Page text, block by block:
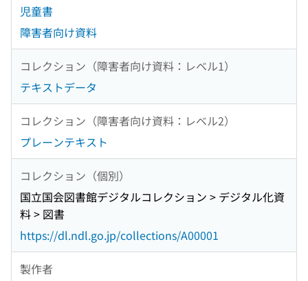
児童書
障害者向け資料
コレクション（障害者向け資料：レベル1）
テキストデータ
コレクション（障害者向け資料：レベル2）
プレーンテキスト
コレクション（個別）
国立国会図書館デジタルコレクション > デジタル化資
料 > 図書
https://dl.ndl.go.jp/collections/A00001
製作者